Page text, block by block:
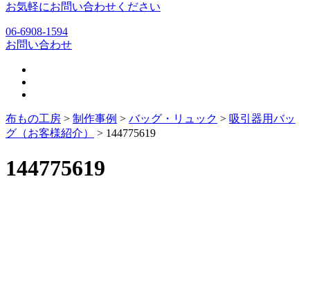
お気軽にお問い合わせください
06-6908-1594
お問い合わせ
布もの工房 > 制作事例 > バッグ・リュック > 吸引器用バッ
グ（お客様紹介）
> 144775619
144775619